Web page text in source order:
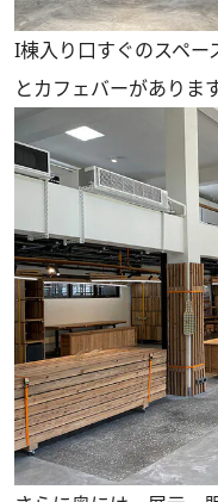
I棟入り口すぐのスペー
とカフェバーがあります